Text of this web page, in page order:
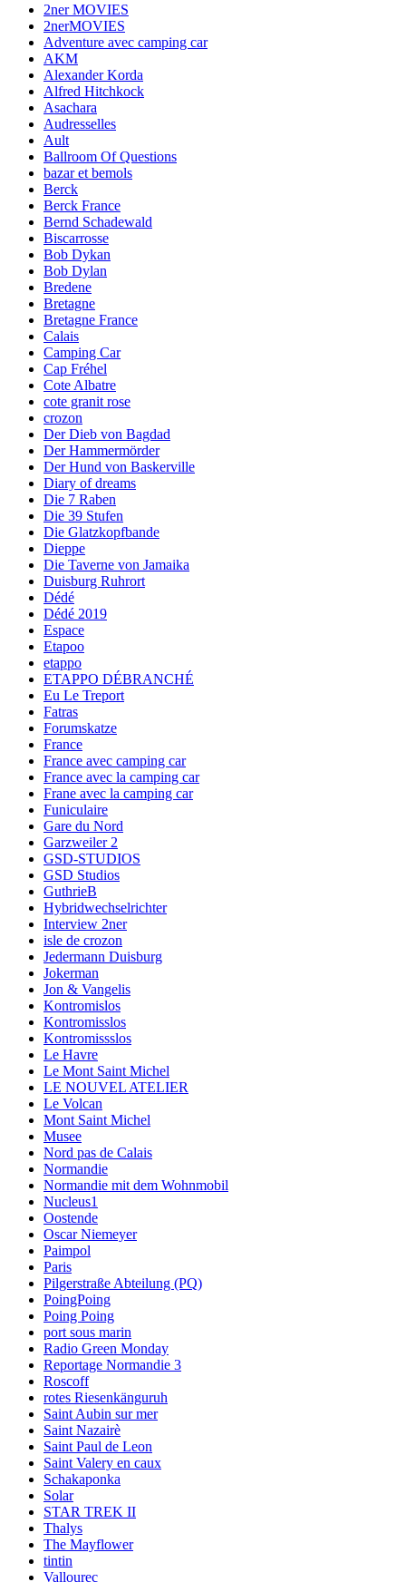
2ner MOVIES
2nerMOVIES
Adventure avec camping car
AKM
Alexander Korda
Alfred Hitchkock
Asachara
Audresselles
Ault
Ballroom Of Questions
bazar et bemols
Berck
Berck France
Bernd Schadewald
Biscarrosse
Bob Dykan
Bob Dylan
Bredene
Bretagne
Bretagne France
Calais
Camping Car
Cap Fréhel
Cote Albatre
cote granit rose
crozon
Der Dieb von Bagdad
Der Hammermörder
Der Hund von Baskerville
Diary of dreams
Die 7 Raben
Die 39 Stufen
Die Glatzkopfbande
Dieppe
Die Taverne von Jamaika
Duisburg Ruhrort
Dédé
Dédé 2019
Espace
Etapoo
etappo
ETAPPO DÉBRANCHÉ
Eu Le Treport
Fatras
Forumskatze
France
France avec camping car
France avec la camping car
Frane avec la camping car
Funiculaire
Gare du Nord
Garzweiler 2
GSD-STUDIOS
GSD Studios
GuthrieB
Hybridwechselrichter
Interview 2ner
isle de crozon
Jedermann Duisburg
Jokerman
Jon & Vangelis
Kontromislos
Kontromisslos
Kontromissslos
Le Havre
Le Mont Saint Michel
LE NOUVEL ATELIER
Le Volcan
Mont Saint Michel
Musee
Nord pas de Calais
Normandie
Normandie mit dem Wohnmobil
Nucleus1
Oostende
Oscar Niemeyer
Paimpol
Paris
Pilgerstraße Abteilung (PQ)
PoingPoing
Poing Poing
port sous marin
Radio Green Monday
Reportage Normandie 3
Roscoff
rotes Riesenkänguruh
Saint Aubin sur mer
Saint Nazairè
Saint Paul de Leon
Saint Valery en caux
Schakaponka
Solar
STAR TREK II
Thalys
The Mayflower
tintin
Vallourec